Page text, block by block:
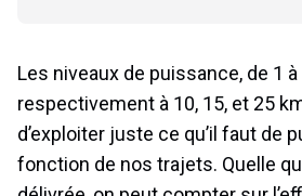
Les niveaux de puissance, de 1
respectivement à 10, 15, et 25
d’exploiter juste ce qu’il faut de
fonction de nos trajets. Quelle
délivrée, on peut compter sur